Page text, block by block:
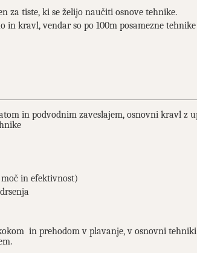
za tiste, ki se želijo naučiti osnove tehnike.
in kravl, vendar so po 100m posamezne
in podvodnim zaveslajem, osnovni kravl z
in efektivnost)
in prehodom v plavanje, v osnovni